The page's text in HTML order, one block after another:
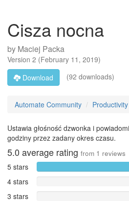
Cisza nocna
by Maciej Packa
Version 2 (February 11, 2019)
Download
(92 downloads)
Automate Community Productivity
Ustawia głośność dzwonka i
godziny przez zadany okres czasu.
5.0 average rating from 1 reviews
5 stars
4 stars
3 stars